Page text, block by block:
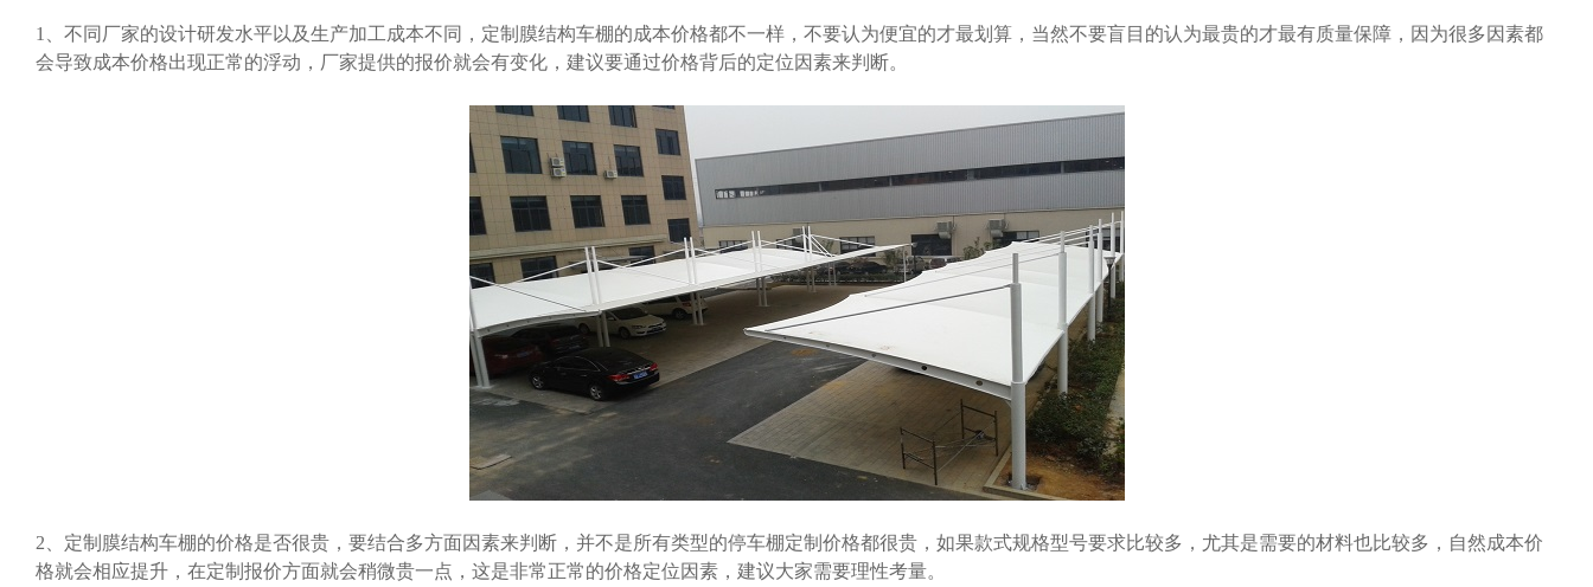
1、不同厂家的设计研发水平以及生产加工成本不同，定制膜结构车棚的成本价格都不一样，不要认为便宜的才最划算，当然不要盲目的认为最贵的才最有质量保障，因为很多因素都
会导致成本价格出现正常的浮动，厂家提供的报价就会有变化，建议要通过价格背后的定位因素来判断。
2、定制膜结构车棚的价格是否很贵，要结合多方面因素来判断，并不是所有类型的停车棚定制价格都很贵，如果款式规格型号要求比较多，尤其是需要的材料也比较多，自然成本价
格就会相应提升，在定制报价方面就会稍微贵一点，这是非常正常的价格定位因素，建议大家需要理性考量。